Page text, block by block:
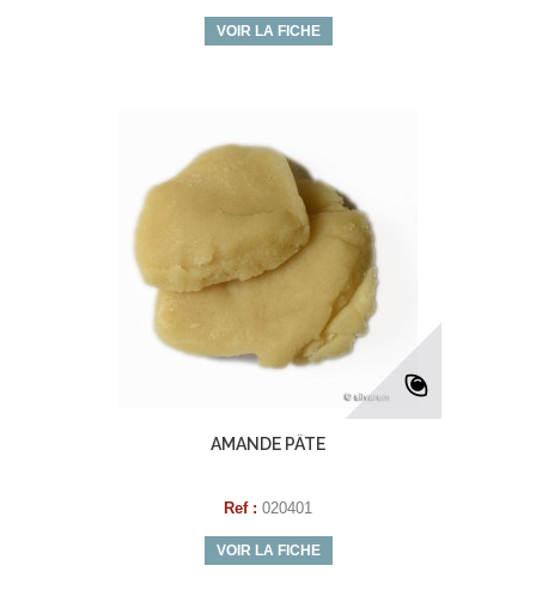
VOIR LA FICHE
AMANDE PÂTE
Ref : 020401
VOIR LA FICHE